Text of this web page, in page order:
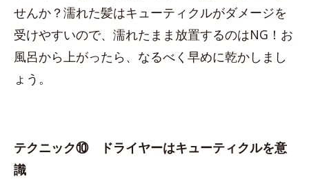
せんか？濡れた髪はキューティクルがダメージを
受けやすいので、濡れたまま放置するのはNG！お
風呂から上がったら、なるべく早めに乾かしまし
ょう。
テクニック⑩ ドライヤーはキューティクルを意
識